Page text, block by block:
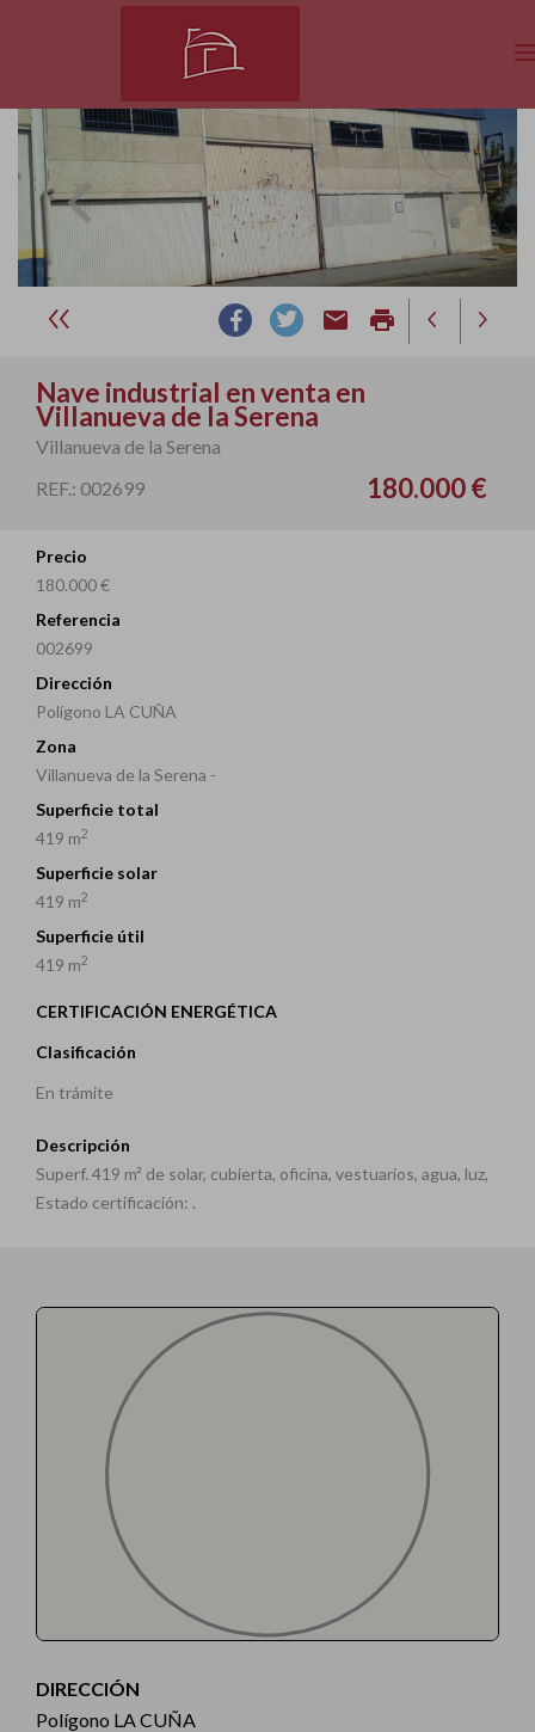
email print
Nave industrial en venta en
Villanueva de la Serena
Villanueva de la Serena
REF.: 002699
180.000 €
Precio
180.000 €
Referencia
002699
Dirección
Polígono LA CUÑA
Zona
Villanueva de la Serena -
Superficie total
419 m2
Superficie solar
419 m2
Superficie útil
419 m2
CERTIFICACIÓN ENERGÉTICA
Clasificación
En trámite
Descripción
Superf. 419 m² de solar, cubierta, oficina, vestuarios, agua, luz,
Estado certificación: .
DIRECCIÓN
Polígono LA CUÑA